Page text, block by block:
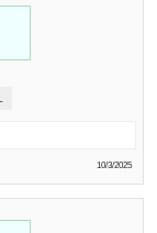
10/3/2025